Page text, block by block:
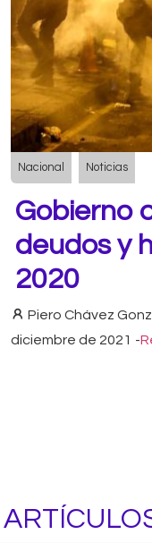
Nacional Noticias
Gobierno
deudos y
2020
Piero Chávez
diciembre de 2021 -